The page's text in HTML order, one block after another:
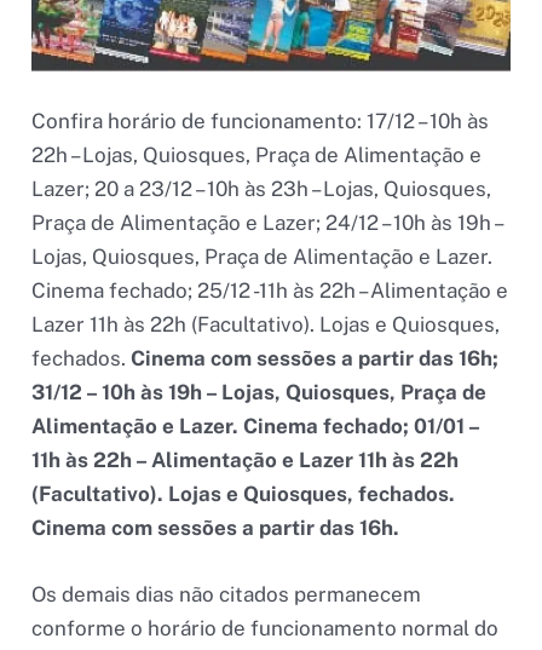
Confira horário de funcionamento: 17/12 – 10h às
22h – Lojas, Quiosques, Praça de Alimentação e
Lazer; 20 a 23/12 – 10h às 23h – Lojas, Quiosques,
Praça de Alimentação e Lazer; 24/12 – 10h às 19h –
Lojas, Quiosques, Praça de Alimentação e Lazer.
Cinema fechado; 25/12 -11h às 22h – Alimentação e
Lazer 11h às 22h (Facultativo). Lojas e Quiosques,
fechados.Cinema com sessões a partir das 16h;
31/12 – 10h às 19h – Lojas, Quiosques, Praça de
Alimentação e Lazer. Cinema fechado; 01/01 –
11h às 22h – Alimentação e Lazer 11h às 22h
(Facultativo). Lojas e Quiosques, fechados.
Cinema com sessões a partir das 16h.
Os demais dias não citados permanecem
conforme o horário de funcionamento normal do